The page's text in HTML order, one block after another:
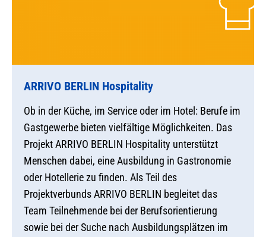
ARRIVO BERLIN Hospitality
Ob in der Küche, im Service oder im Hotel: Berufe im
Gastgewerbe bieten vielfältige Möglichkeiten. Das
Projekt ARRIVO BERLIN Hospitality unterstützt
Menschen dabei, eine Ausbildung in Gastronomie
oder Hotellerie zu finden. Als Teil des
Projektverbunds ARRIVO BERLIN begleitet das
Team Teilnehmende bei der Berufsorientierung
sowie bei der Suche nach Ausbildungsplätzen im